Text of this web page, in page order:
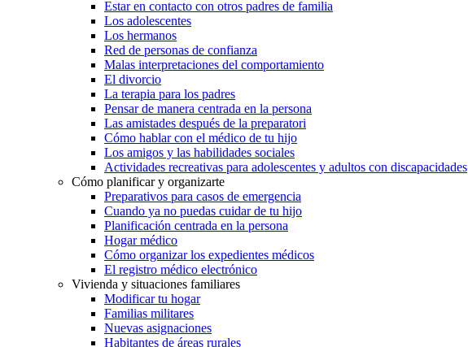
Estar en contacto con otros padres de familia
Los adolescentes
Los hermanos
Red de personas de confianza
Malas interpretaciones del comportamiento
El divorcio
La terapia para los padres
Pensar de manera centrada en la persona
Las amistades después de la preparatori
Cómo hablar con el médico de tu hijo
Los amigos y las habilidades sociales
Actividades recreativas para adolescentes y adultos con discapacidades
Cómo planificar y organizarte
Preparativos para casos de emergencia
Cuando ya no puedas cuidar de tu hijo
Planificación centrada en la persona
Hogar médico
Cómo organizar los expedientes médicos
El registro médico electrónico
Vivienda y situaciones familiares
Modificar tu hogar
Familias militares
Nuevas asignaciones
Habitantes de áreas rurales